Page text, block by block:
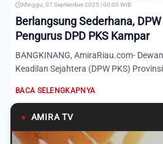
Minggu, 07 September 2025 | 00:00 WIB
Berlangsung Sederhana,
Pengurus DPD PKS Kampar
BANGKINANG, AmiraRiau.com-
Keadilan Sejahtera (DPW PKS)
BACA SELENGKAPNYA
● AMIRA TV